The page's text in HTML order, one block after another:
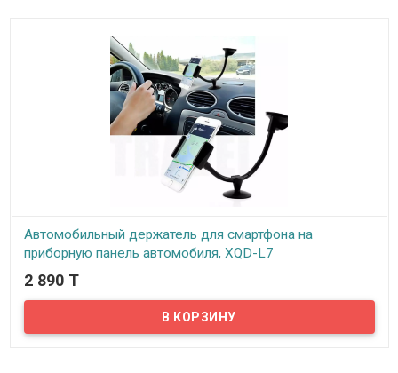
Автомобильный держатель для смартфона на
приборную панель автомобиля, XQD-L7
В наличии
Представляем вам универсальный автомобильный держатель
для смартфонов, благодаря которому вы забудете о проблеме
нехватки места для телефона.
2 890 T